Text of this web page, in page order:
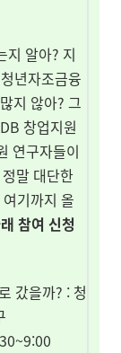
지 알아? 지
년자조금융
지 않아? 그
창업지원
연구자들이
말 대단한
기까지 올
참여 신청
갔을까? : 청